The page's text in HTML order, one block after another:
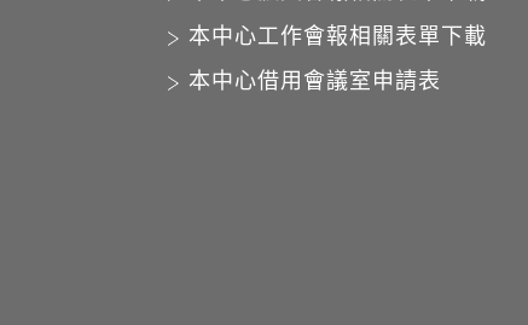
本中心工作會報相關表單下載
本中心借用會議室申請表